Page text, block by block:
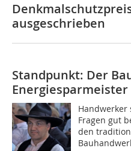
ausgeschrieben
Standpunkt: Der
Energiesparmeister
Handwerker
Fragen gut
den